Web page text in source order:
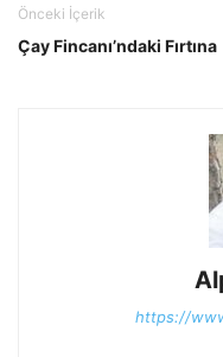
Önceki İçerik
Çay Fincanı’ndaki Fırtına
https://